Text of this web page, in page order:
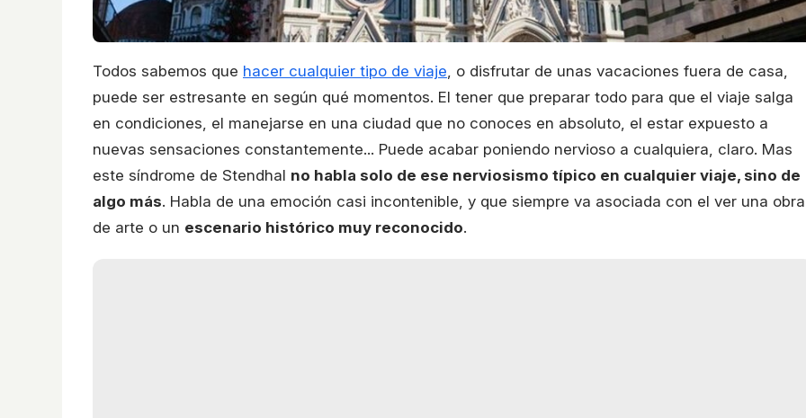
Todos sabemos que hacer cualquier tipo de viaje, o disfrutar de unas vacaciones fuera de casa,
puede ser estresante en según qué momentos. El tener que preparar todo para que el viaje salga
en condiciones, el manejarse en una ciudad que no conoces en absoluto, el estar expuesto a
nuevas sensaciones constantemente... Puede acabar poniendo nervioso a cualquiera, claro. Mas
este síndrome de Stendhal no habla solo de ese nerviosismo típico en cualquier viaje, sino de
algo más. Habla de una emoción casi incontenible, y que siempre va asociada con el ver una obra
de arte o un escenario histórico muy reconocido.